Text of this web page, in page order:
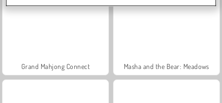
Grand Mahjong Connect Masha and the Bear: Meadows